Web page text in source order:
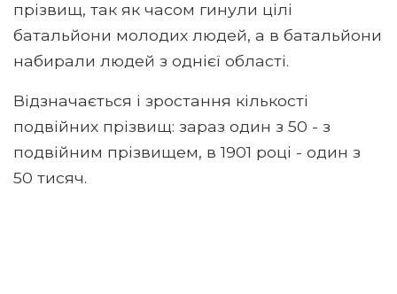
прізвищ, так як часом гинули цілі
батальйони молодих людей, а в батальйони
набирали людей з однієї області.
Відзначається і зростання кількості
подвійних прізвищ: зараз один з 50 - з
подвійним прізвищем, в 1901 році - один з
50 тисяч.